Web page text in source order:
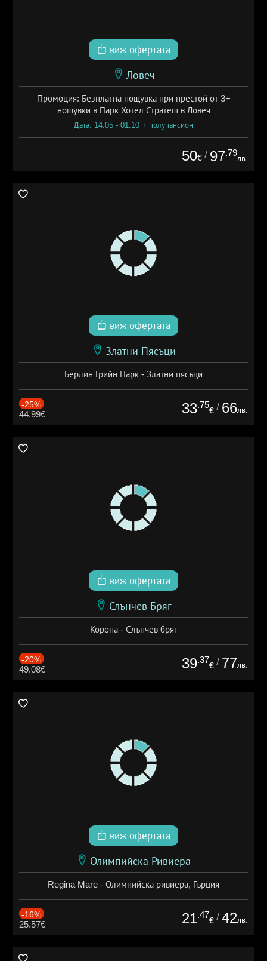
виж офертата
Ловеч
Промоция: Безплатна нощувка при престой от 3+
нощувки в Парк Хотел Стратеш в Ловеч
Дата: 14.05 - 01.10 + полупансион
50€ / 97.79
лв.
виж офертата
Златни Пясъци
Берлин Грийн Парк - Златни пясъци
-25%
44.99€ 33.75
€ / 66лв.
виж офертата
Слънчев Бряг
Корона - Слънчев бряг
-20%
49.08€ 39.37
€ / 77лв.
виж офертата
Олимпийска Ривиера
Regina Mare - Олимпийска ривиера, Гърция
-16%
25.57€ 21.47
€ / 42лв.